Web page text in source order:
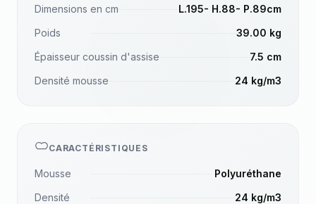
Dimensions en cm
L.195- H.88- P.89cm
Poids
39.00 kg
Épaisseur coussin d'assise
7.5 cm
Densité mousse
24 kg/m3
CARACTÉRISTIQUES
Mousse
Polyuréthane
Densité
24 kg/m3